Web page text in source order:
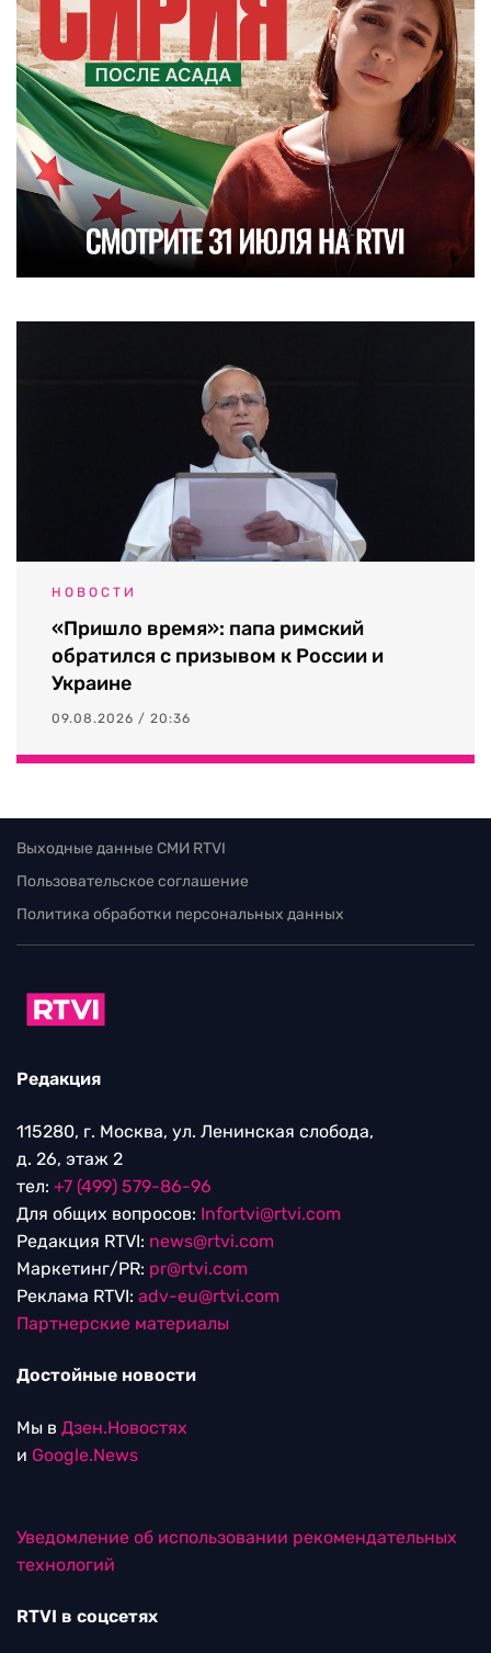
НОВОСТИ
«Пришло время»: папа римский
обратился с призывом к России и
Украине
09.08.2026 / 20:36
Выходные данные СМИ RTVI
Пользовательское соглашение
Политика обработки персональных данных
Редакция
115280, г. Москва, ул. Ленинская слобода,
д. 26, этаж 2
тел: +7 (499) 579-86-96
Для общих вопросов: Infortvi@rtvi.com
Редакция RTVI: news@rtvi.com
Маркетинг/PR: pr@rtvi.com
Реклама RTVI: adv-eu@rtvi.com
Партнерские материалы
Достойные новости
Мы в Дзен.Новостях
и Google.News
Уведомление об использовании рекомендательных
технологий
RTVI в соцсетях